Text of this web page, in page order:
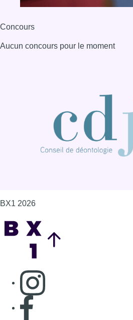
Concours
Aucun concours pour le moment
BX1 2026
Consulter page Instagram
Consulter page Facebook